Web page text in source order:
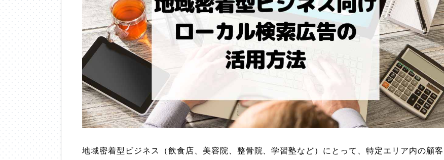
地域密着型ビジネス（飲食店、美容院、整骨院、学習塾など）にとって、特定エリア内の顧客